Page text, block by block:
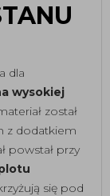
dla
wysokiej
został
z dodatkiem
powstał przy
się pod